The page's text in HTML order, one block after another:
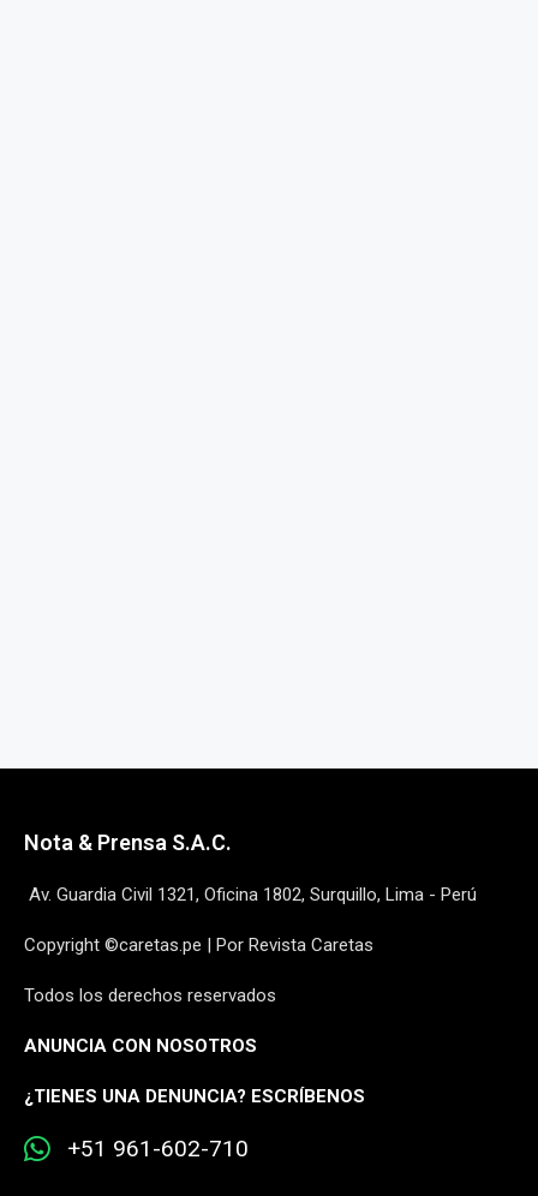
Nota & Prensa S.A.C.
Av. Guardia Civil 1321, Oficina 1802, Surquillo, Lima - Perú
Copyright ©caretas.pe | Por Revista Caretas
Todos los derechos reservados
ANUNCIA CON NOSOTROS
¿TIENES UNA DENUNCIA? ESCRÍBENOS
+51 961-602-710